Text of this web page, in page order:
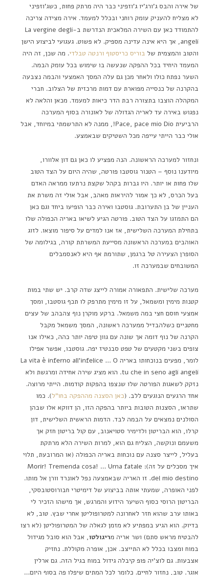
של אירה והבס ג'ורג'יו ג'וזפיני כבר היה מרתק פחות, כשג'וזפיני
לא מצליח להעניק עומק רוחני ובכלל למעמד. אירה מצידה צריכה
להתמודד כאן עם השירה המלאכית הנדרשת ב-La vergine degli
angeli, אך היא אינה עדינה מספיק. לא פשוט. געגועי לביצוע הישן
והטוב והמצמית של בוריס כריסטוף ורנטה טבלדי. מה שכן, זה היה
המעמד היחיד בכל ההפקה שנעשה בו שימוש בכל עומק הבמה.
השער נפתח כולו ולאחר מכן גם עלה המסך האמצעי והבמה נצבעה
בהקרנה של כנסייה מפוארת עם דמות מרכזית של הצלוב. חברי
המקהלה הוצבו בתצורה רבת הדר כיאות למעמד. מכאן והלאה לא
נפגוש באירה עד לאריה הגדולה של לאונורה בסוף המערכה
הרביעית Pace, pace mio Dio!, ממנה לא התרשמתי במיוחד, אבל
אולי כבר הייתי עייפה מכל השטיקים שבאמצע.
ונחזור למערכה הראשונה. הנה מפציע לו כאן גם דון אלוורו,
מיודענו נוסף – הטנור גוסטבו פורטה, שהיה היום על הצד הטוב
שלו פחות או יותר. היו גברות בקהל שקצת נרתעו ממראה האדם
בעל הכרס, לא כך אמור להיראות מאהב, אבל אולי זה משרת את
העניין של בן התערובת. גוסטבו ואירה כבר הופיעו ביחד וגם כאן
הם התמזגו על הצד הטוב. פורטה הגיע לשיאו באריה הכפולה שלו
בתחילת המערכה השלישית, אז אנו למדים על סיפור מוצאו. לזוג
האוהבים במערכה הראשונה מסייעת המשרתת קורה, בגילומה של
הסופרן הצעירה טל ברגמן, שתורמת אף היא לאנסמבלים
המשובחים שבמערכה זו.
מערכה שלישית. התפאורה אמורה לייצג שדה קרב. יש שתי במות
קטנות מימין ומשמאל, על זו מימין מתרפק לו תכף גוסטבו, ומסך
אמצעי חוסם חצי במה משמאל. ברקע מוקרן נוף צהבהב של עצים
מחטניים כשלהבדיל ממערכה ראשונה, המסך משמאל מקבל
הקרנה של נוף דומה אך שונה עם גוון טיפה יותר כהה, כאילו אנו
צופים בשני מקטעים של טפט סבנטיז יפה. גוסטבו, אפשר אפילו
לומר, מפעים בנוכחותו באריה La vita è inferno all'infelice … O
tu che in seno agli angeli. הוא מציג שירה אחידה ומרגשת ולא
נזקק לשאגות הפורטה שלו שנצפו בהפקות קודמות. הייתי מרוצה.
אחד הרגעים הנוגעים ללב. (כאן הסצנה מההפקה בחו"ל). כמו
שתראו, הסצנות הטובות ביותר בהפקה הזו, הן דווקא אלו שבהן
הסולנים נמצאים על הבמה לבד. הדמות הראשית השלישית, דון
קרלו, הוא הבריטון ולדימיר סטויאנוב, עם קול בריטון חזק אך
משעמם ונוקשה, הצליח גם הוא, למרות השירה הלא מרתקת
בעליל, לייצר סצנה עם נוכחות באריה הכפולה (או המרובעת, תלוי
איך מסכלים על זה): Morir! Tremenda cosa! … Urna fatale
del mio destino. זו האריה שבאמצעה נפל לאונרד וורן אל מותו.
לפני האופרה, שמעתי אותה בביצוע של דימיטרי חבורוסטובסקי,
הבריטון הרוסי כסוף השיער הידוע והמרגש, אך מישהו הזכיר לי
באותו ערב שהוא חזר לאחרונה למטרופוליטן אחרי שבץ. טוב, לא
בדיוק. הוא הגיע במפתיע לא מזמן לגאלה של המטרופוליטן (לא רצו
להבטיח מראש סתם) ושר אריה מריגולטו, אבל הוא סובל מגידול
במוח ומצבו בכלל לא התייצב. אכן, אופרה מקוללת. נחזיק
אצבעות. גם לוצ'יה פופ קיבלה גידול במוח בגיל הזה. גם ארלין
אוגר. טוב, נחזור לחיים. כלומר לכל המתים שיפלו פה בסוף היום…